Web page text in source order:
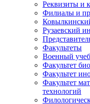
Реквизиты и
Филиалы и
Рузаевский
Факультеты
Военный
Факультет
Факультет
Факультет
технологий